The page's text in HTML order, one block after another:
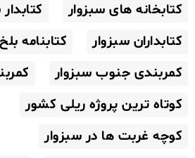
کتابخانه های سبزوار
کتابداران سبزوار
کتابنامه بلخ
کمربندی جنوب سبزوار
کوتاه ترین پروژه ریلی کشور
کوچه غربت ها در سبزوار